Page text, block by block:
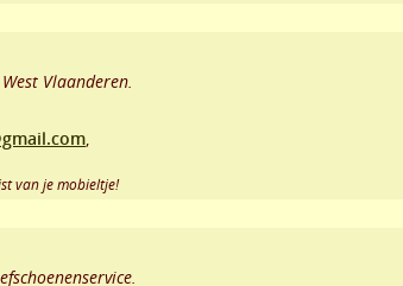
Vlaanderen.
,
van je mobieltje!